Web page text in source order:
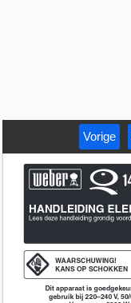
Vorige